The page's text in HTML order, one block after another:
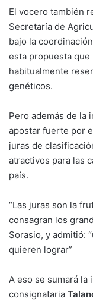
El vocero también
Secretaría de
bajo la
esta propuesta
habitualmente
genéticos.
Pero además de la
apostar fuerte por
juras de
atractivos para las
país.
“Las juras son la
consagran los
Sorasio, y admitió:
quieren lograr”
A eso se sumará la
consignataria